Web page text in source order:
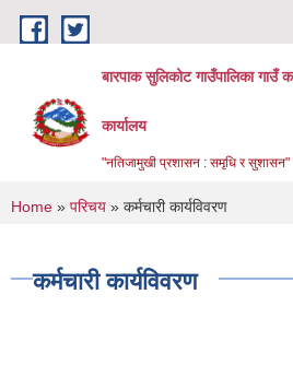
Skip to main content
बारपाक सुलिकोट गाउँपालिका गाउँ
कार्यालय
"नतिजामुखी प्रशासन : समृधि र सुशासन"
You are here
Home » परिचय » कर्मचारी कार्यविवरण
कर्मचारी कार्यविवरण